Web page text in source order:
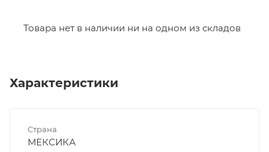
Товара нет в наличии ни на одном из складов
Характеристики
Страна
МЕКСИКА